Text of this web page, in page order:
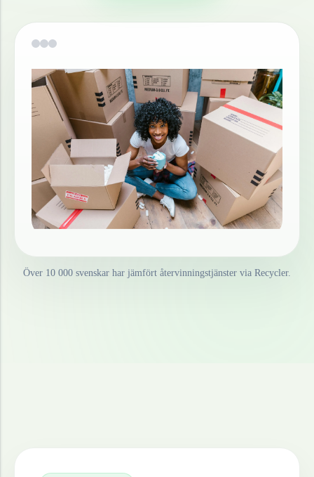
Över 10 000 svenskar har jämfört återvinningstjänster via Recycler.